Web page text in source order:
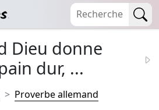
Dieu donne
dur, ...
Proverbe allemand